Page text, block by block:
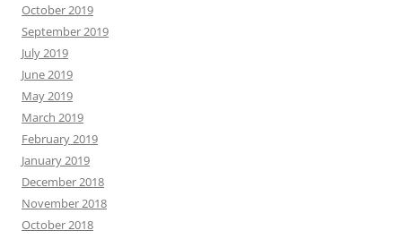
October 2019
September 2019
July 2019
June 2019
May 2019
March 2019
February 2019
January 2019
December 2018
November 2018
October 2018